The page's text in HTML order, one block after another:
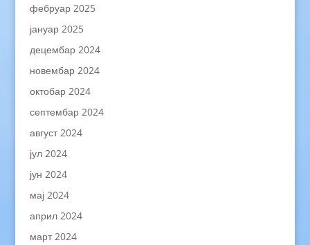
фебруар 2025
јануар 2025
децембар 2024
новембар 2024
октобар 2024
септембар 2024
август 2024
јул 2024
јун 2024
мај 2024
април 2024
март 2024